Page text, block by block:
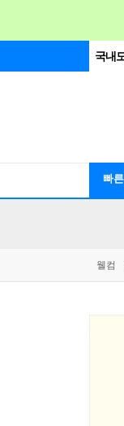
국내
빠
웰컴